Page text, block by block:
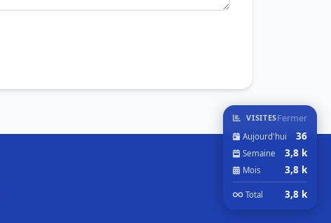
VISITESFermer
Aujourd'hui 36
Semaine 3,8 k
Mois 3,8 k
Total 3,8 k